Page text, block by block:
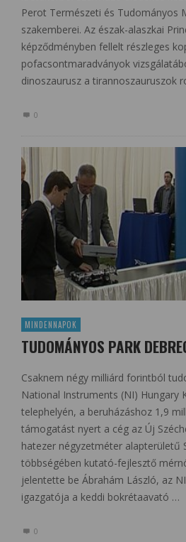
Perot Természeti és Tudományos
szakemberei. Az észak-alaszkai
képződményben fellelt részleges
pofacsontmaradványok
dinoszaurusz a tirannoszauruszok
0
MINDENNAPOK
TUDOMÁNYOS PARK
Csaknem négy milliárd forintból
National Instruments (NI) Hungary
telephelyén, a beruházáshoz 1,9
támogatást nyert a cég az Új
hatezer négyzetméter alapterületű
többségében kutató-fejlesztő
jelentette be Ábrahám László, az
igazgatója a keddi bokrétaavató …
0